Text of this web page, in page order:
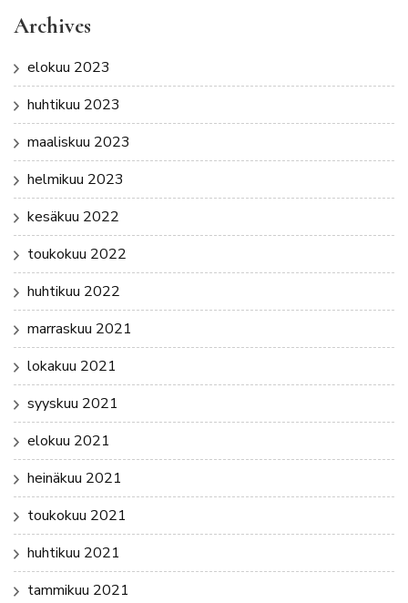
Archives
elokuu 2023
huhtikuu 2023
maaliskuu 2023
helmikuu 2023
kesäkuu 2022
toukokuu 2022
huhtikuu 2022
marraskuu 2021
lokakuu 2021
syyskuu 2021
elokuu 2021
heinäkuu 2021
toukokuu 2021
huhtikuu 2021
tammikuu 2021